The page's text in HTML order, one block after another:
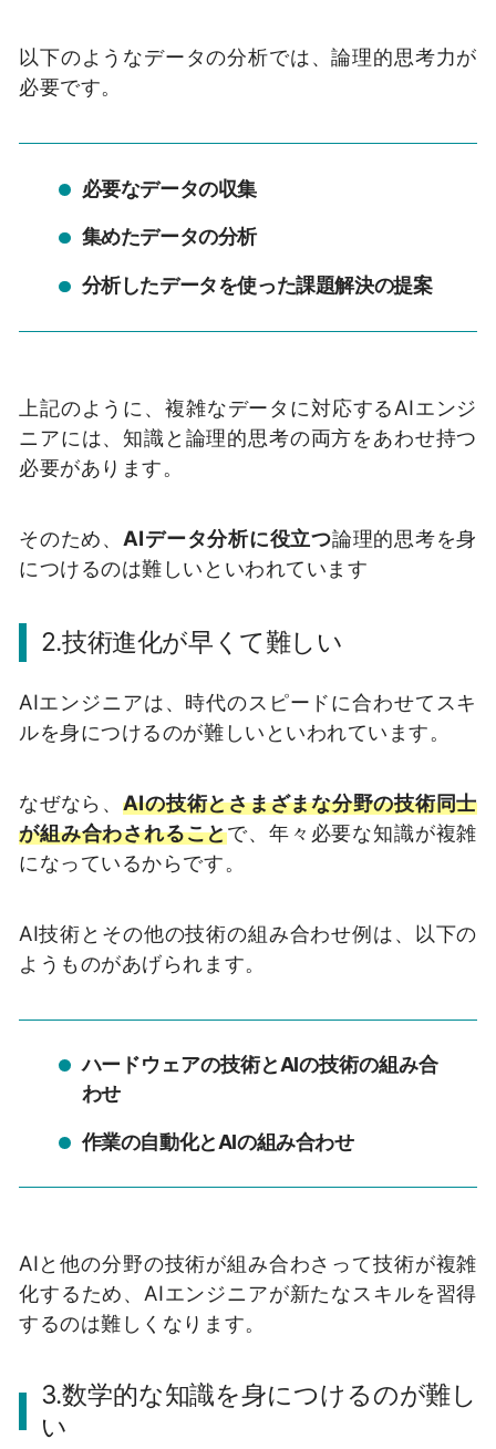
以下のようなデータの分析では、論理的思考力が
必要です。
必要なデータの収集
集めたデータの分析
分析したデータを使った課題解決の提案
上記のように、複雑なデータに対応するAIエンジ
ニアには、知識と論理的思考の両方をあわせ持つ
必要があります。
そのため、 AIデータ分析に役立つ論理的思考を身
につけるのは難しいといわれています
2.技術進化が早くて難しい
AIエンジニアは、時代のスピードに合わせてスキ
ルを身につけるのが難しいといわれています。
なぜなら、 AIの技術とさまざまな分野の技術同士
が組み合わされることで、年々必要な知識が複雑
になっているからです。
AI技術とその他の技術の組み合わせ例は、以下の
ようものがあげられます。
ハードウェアの技術とAIの技術の組み合
わせ
作業の自動化とAIの組み合わせ
AIと他の分野の技術が組み合わさって技術が複雑
化するため、AIエンジニアが新たなスキルを習得
するのは難しくなります。
3.数学的な知識を身につけるのが難し
い